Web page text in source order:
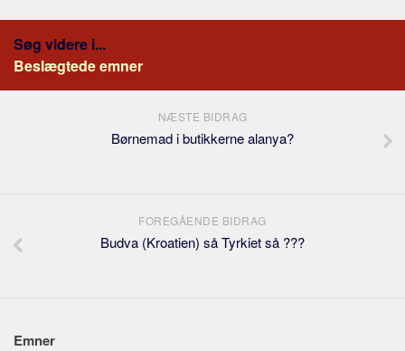
Søg videre i...
Beslægtede emner
NÆSTE BIDRAG
Børnemad i butikkerne alanya?
FOREGÅENDE BIDRAG
Budva (Kroatien) så Tyrkiet så ???
Emner